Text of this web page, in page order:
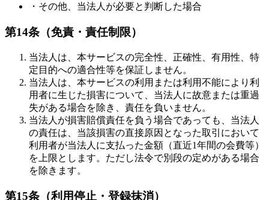
・その他、当法人が必要と判断した場合
第14条（免責・責任制限）
当法人は、本サービスの完全性、正確性、有用性、特
定目的への適合性等を保証しません。
当法人は、本サービスの利用または利用不能により利
用者に生じた損害について、当法人に故意または重過
失がある場合を除き、責任を負いません。
当法人が損害賠償責任を負う場合であっても、当法人
の責任は、当該損害の直接原因となった取引において
利用者が当法人に支払った金額（直近1年間の会費等）
を上限とします。ただし法令で別段の定めがある場合
を除きます。
第15条（利用停止・登録抹消）